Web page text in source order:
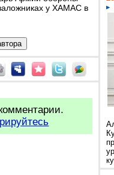
у ХАМАС в